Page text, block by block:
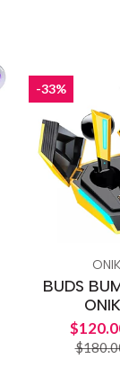
-33%
BUDS